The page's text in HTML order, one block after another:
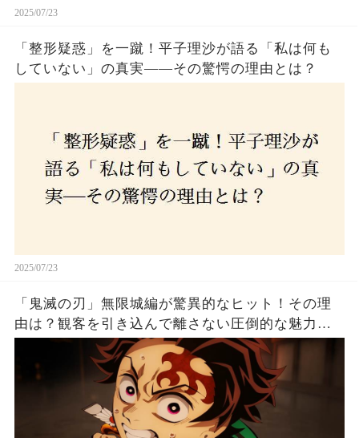
2025/07/23
「整形疑惑」を一蹴！平子理沙が語る「私は何も
していない」の真実——その驚愕の理由とは？
2025/07/23
「鬼滅の刃」無限城編が驚異的なヒット！その理
由は？観客を引き込んで離さない圧倒的な魅力と